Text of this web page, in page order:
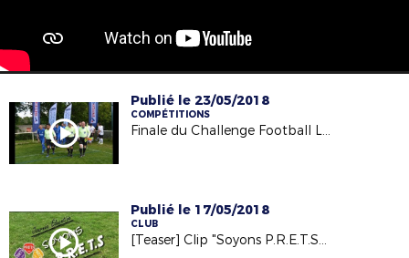
Publié le 23/05/2018
COMPÉTITIONS
Finale du Challenge Football Loisir - 21/05/18
Publié le 17/05/2018
CLUB
[Teaser] Clip "Soyons P.R.E.T.S" - 1ère édition - 2018